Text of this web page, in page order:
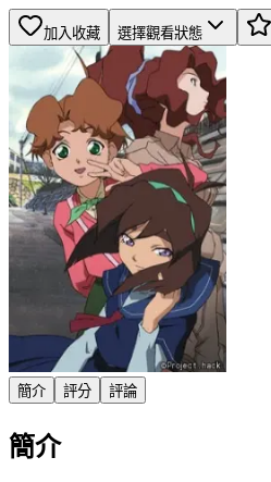
加入收藏 選擇觀看狀態
簡介 評分 評論
簡介